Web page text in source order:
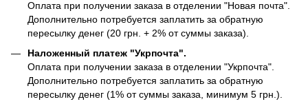
Оплата при получении заказа в отделении "Новая почта".
Дополнительно потребуется заплатить за обратную
пересылку денег (20 грн. + 2% от суммы заказа).
Наложенный платеж "Укрпочта".
Оплата при получении заказа в отделении "Укрпочта".
Дополнительно потребуется заплатить за обратную
пересылку денег (1% от суммы заказа, минимум 5 грн.).